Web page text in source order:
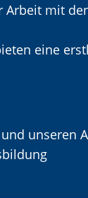
Arbeit mit
eine
unseren